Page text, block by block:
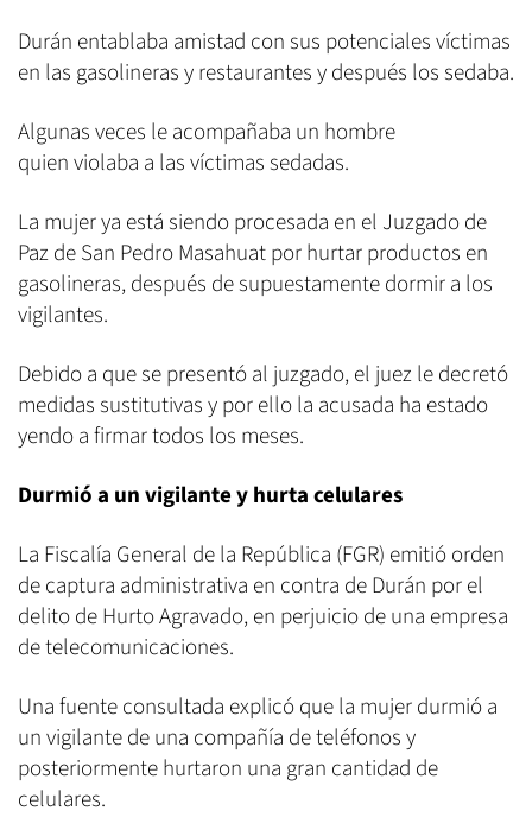
Durán entablaba amistad con sus potenciales víctimas
en las gasolineras y restaurantes y después los sedaba.
Algunas veces le acompañaba un hombre
quien violaba a las víctimas sedadas.
La mujer ya está siendo procesada en el Juzgado de
Paz de San Pedro Masahuat por hurtar productos en
gasolineras, después de supuestamente dormir a los
vigilantes.
Debido a que se presentó al juzgado, el juez le decretó
medidas sustitutivas y por ello la acusada ha estado
yendo a firmar todos los meses.
Durmió a un vigilante y hurta celulares
La Fiscalía General de la República (FGR) emitió orden
de captura administrativa en contra de Durán por el
delito de Hurto Agravado, en perjuicio de una empresa
de telecomunicaciones.
Una fuente consultada explicó que la mujer durmió a
un vigilante de una compañía de teléfonos y
posteriormente hurtaron una gran cantidad de
celulares.